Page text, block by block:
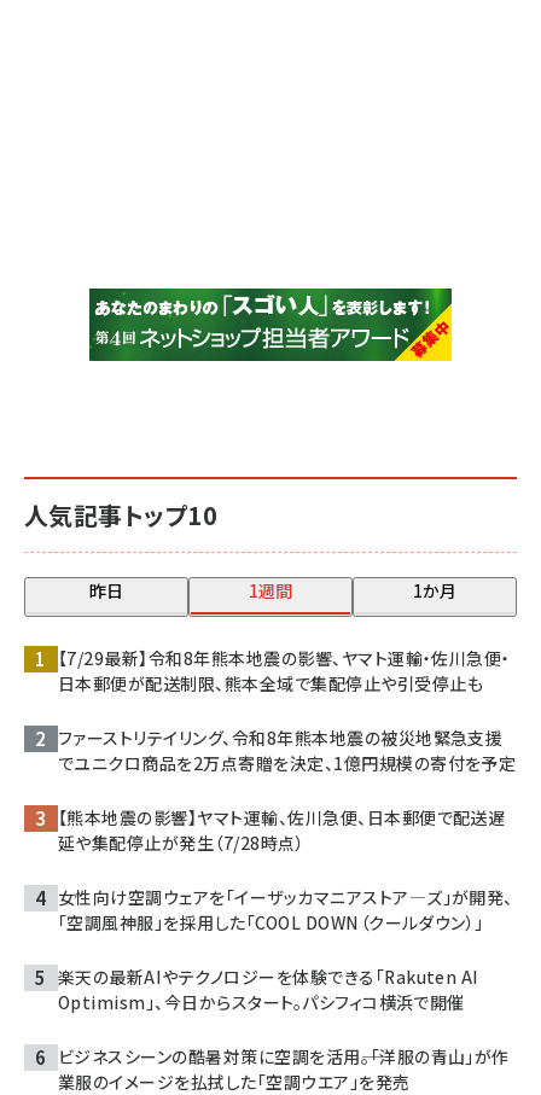
人気記事トップ10
昨日 1週間 1か月
【7/29最新】令和8年熊本地震の影響、ヤマト運輸・佐川急便・
日本郵便が配送制限、熊本全域で集配停止や引受停止も
ファーストリテイリング、令和8年熊本地震の被災地緊急支援
でユニクロ商品を2万点寄贈を決定、1億円規模の寄付を予定
【熊本地震の影響】ヤマト運輸、佐川急便、日本郵便で配送遅
延や集配停止が発生（7/28時点）
女性向け空調ウェアを「イーザッカマニアストア―ズ」が開発、
「空調風神服」を採用した「COOL DOWN（クールダウン）」
楽天の最新AIやテクノロジーを体験できる「Rakuten AI
Optimism」、今日からスタート。パシフィコ横浜で開催
ビジネスシーンの酷暑対策に空調を活用――。「洋服の青山」が作
業服のイメージを払拭した「空調ウエア」を発売